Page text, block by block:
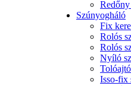
Szúnyogháló
Fix
Rolós
Rolós
Nyíló
Isso-fix